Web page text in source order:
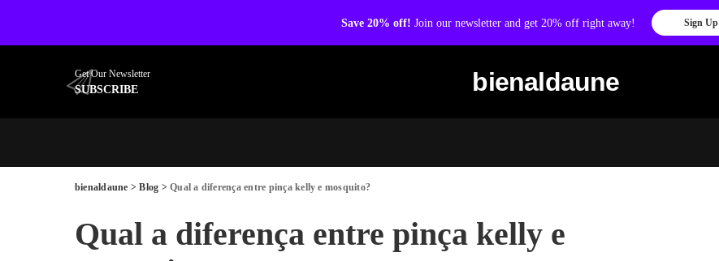
Save 20% off! Join our newsletter and get 20% off right away! Sign Up
Get Our Newsletter
SUBSCRIBE bienaldaune
bienaldaune >Blog >Qual a diferença entre pinça kelly e mosquito?
Qual a diferença entre pinça kelly e